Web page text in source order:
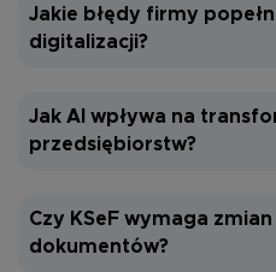
Jakie błędy firmy
digitalizacji?
Jak AI wpływa na
przedsiębiorstw?
Czy KSeF wymaga
dokumentów?